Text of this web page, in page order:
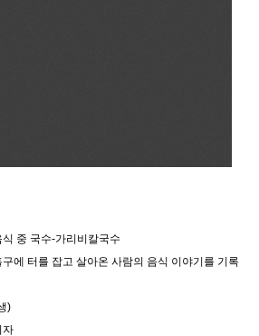
중 국수-가리비칼국수
에 터를 잡고 살아온 사람의 음식 이야기를 기록
)
자